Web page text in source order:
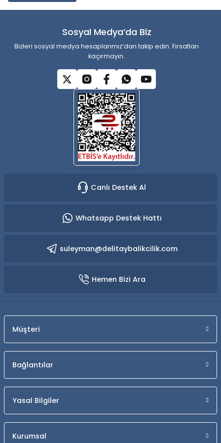
Ürün bilgilerinde hatalar bulunuyor.
Bu ürüne benzer farklı alternatifler olmalı.
Gönder
Sosyal Medya’da Biz
Bizleri sosyal medya hesaplarımız’dan takip edin. Fırsatları
kaçırmayın.
Canlı Destek Al
Whatsapp Destek Hattı
suleyman@delitaybalikcilik.com
Hemen Bizi Ara
Müşteri
Bağlantılar
Yasal Bilgiler
Kurumsal